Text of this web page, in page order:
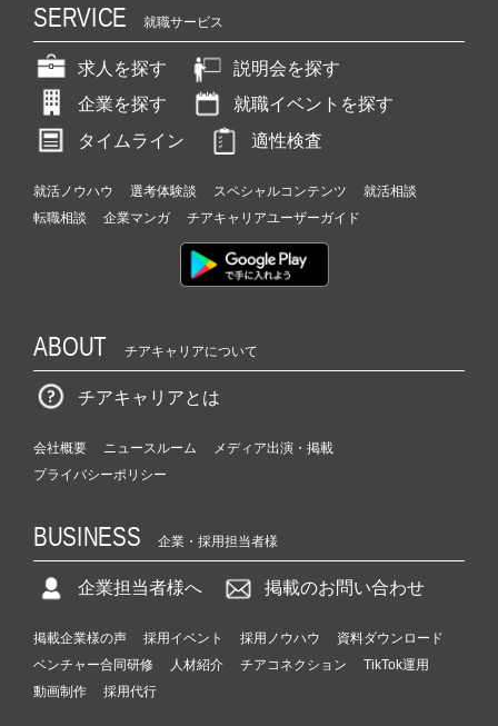
SERVICE 就職サービス
求人を探す
説明会を探す
企業を探す
就職イベントを探す
タイムライン
適性検査
就活ノウハウ 選考体験談 スペシャルコンテンツ
就活相談
転職相談
企業マンガ チアキャリアユーザーガイド
ABOUT チアキャリアについて
チアキャリアとは
会社概要 ニュースルーム
メディア出演・掲載
プライバシーポリシー
BUSINESS 企業・採用担当者様
企業担当者様へ 掲載のお問い合わせ
掲載企業様の声 採用イベント 採用ノウハウ
資料ダウンロード
ベンチャー合同研修
人材紹介 チアコネクション
TikTok運用
動画制作
採用代行